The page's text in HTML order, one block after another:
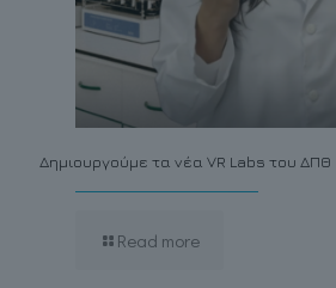
Δημιουργούμε τα νέα VR Labs του ΔΠΘ
Read more